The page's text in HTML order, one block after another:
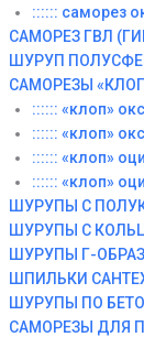
:::::: саморез
САМОРЕЗ ГВЛ
ШУРУП
САМОРЕЗЫ
:::::: «клоп»
:::::: «клоп»
:::::: «клоп»
:::::: «клоп»
ШУРУПЫ С
ШУРУПЫ С
ШУРУПЫ Г-
ШПИЛЬКИ
ШУРУПЫ ПО
САМОРЕЗЫ ДЛЯ